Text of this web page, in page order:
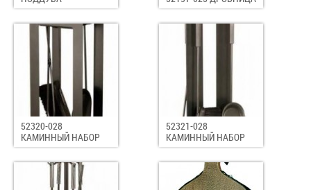
52320-028
КАМИННЫЙ НАБОР
52321-028
КАМИННЫЙ НАБОР